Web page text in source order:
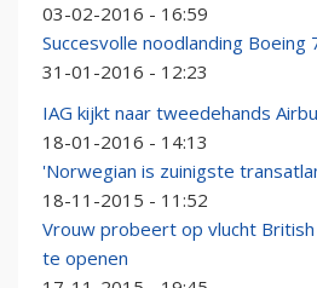
03-02-2016 - 16:59
Succesvolle noodlanding Boeing
31-01-2016 - 12:23
IAG kijkt naar tweedehands
18-01-2016 - 14:13
'Norwegian is zuinigste
18-11-2015 - 11:52
Vrouw probeert op vlucht
te openen